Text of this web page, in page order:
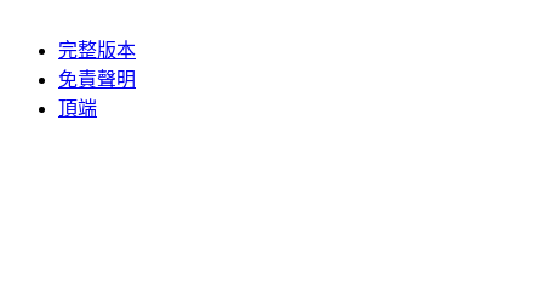
完整版本
免責聲明
頂端